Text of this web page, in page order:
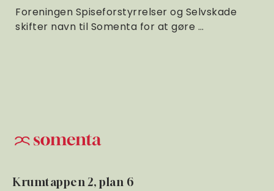
Foreningen Spiseforstyrrelser og Selvskade
skifter navn til Somenta for at gøre …
Krumtappen 2, plan 6